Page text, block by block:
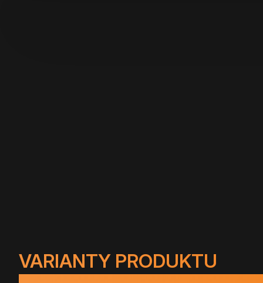
VARIANTY PRODUKTU